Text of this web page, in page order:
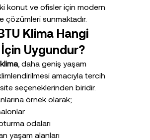
konut ve ofisler için modern
çözümleri sunmaktadır.
Klima Hangi
Uygundur?
, daha geniş yaşam
amacıyla tercih
seçeneklerinden biridir.
örnek olarak;
odaları
yaşam alanları